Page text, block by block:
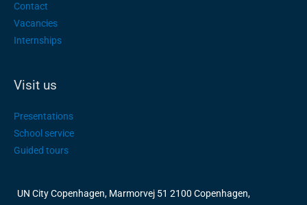
Contact
Vacancies
Internships
Visit us
Presentations
School service
Guided tours
UN City Copenhagen, Marmorvej 51 2100 Copenhagen,